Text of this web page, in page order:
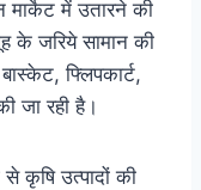
में उतारने की
के जरिये सामान की
फ्लिपकार्ट,
जा रही है।
कृषि उत्पादों की